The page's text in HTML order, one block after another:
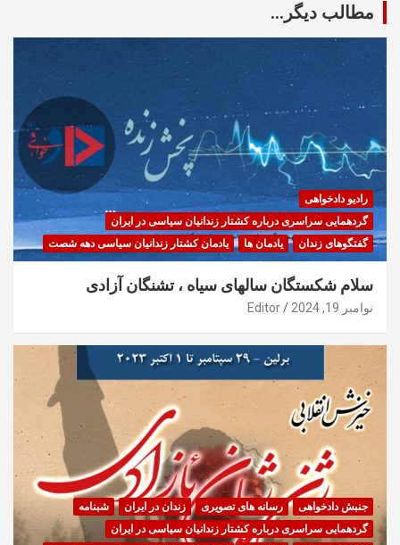
مطالب دیگر...
رادیو دادخواهی
گردهمایی سراسری درباره کشتار زندانیان سیاسی در ایران
گفتگوهای زندان
یادمان ها یادمان کشتار زندانیان سیاسی دهه شصت
سلام شکستگان سالهای سیاه ، تشنگان آزادی
نوامبر 19, 2024 Editor
جنبش دادخواهی رسانه های تصویری زندان در ایران
شبنامه
گردهمایی سراسری درباره کشتار زندانیان سیاسی در ایران